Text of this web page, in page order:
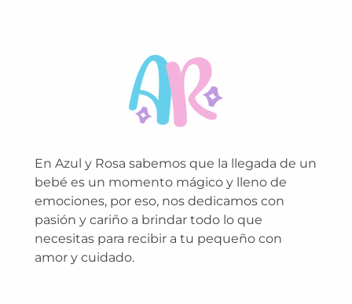
En Azul y Rosa sabemos que la llegada de un
bebé es un momento mágico y lleno de
emociones, por eso, nos dedicamos con
pasión y cariño a brindar todo lo que
necesitas para recibir a tu pequeño con
amor y cuidado.